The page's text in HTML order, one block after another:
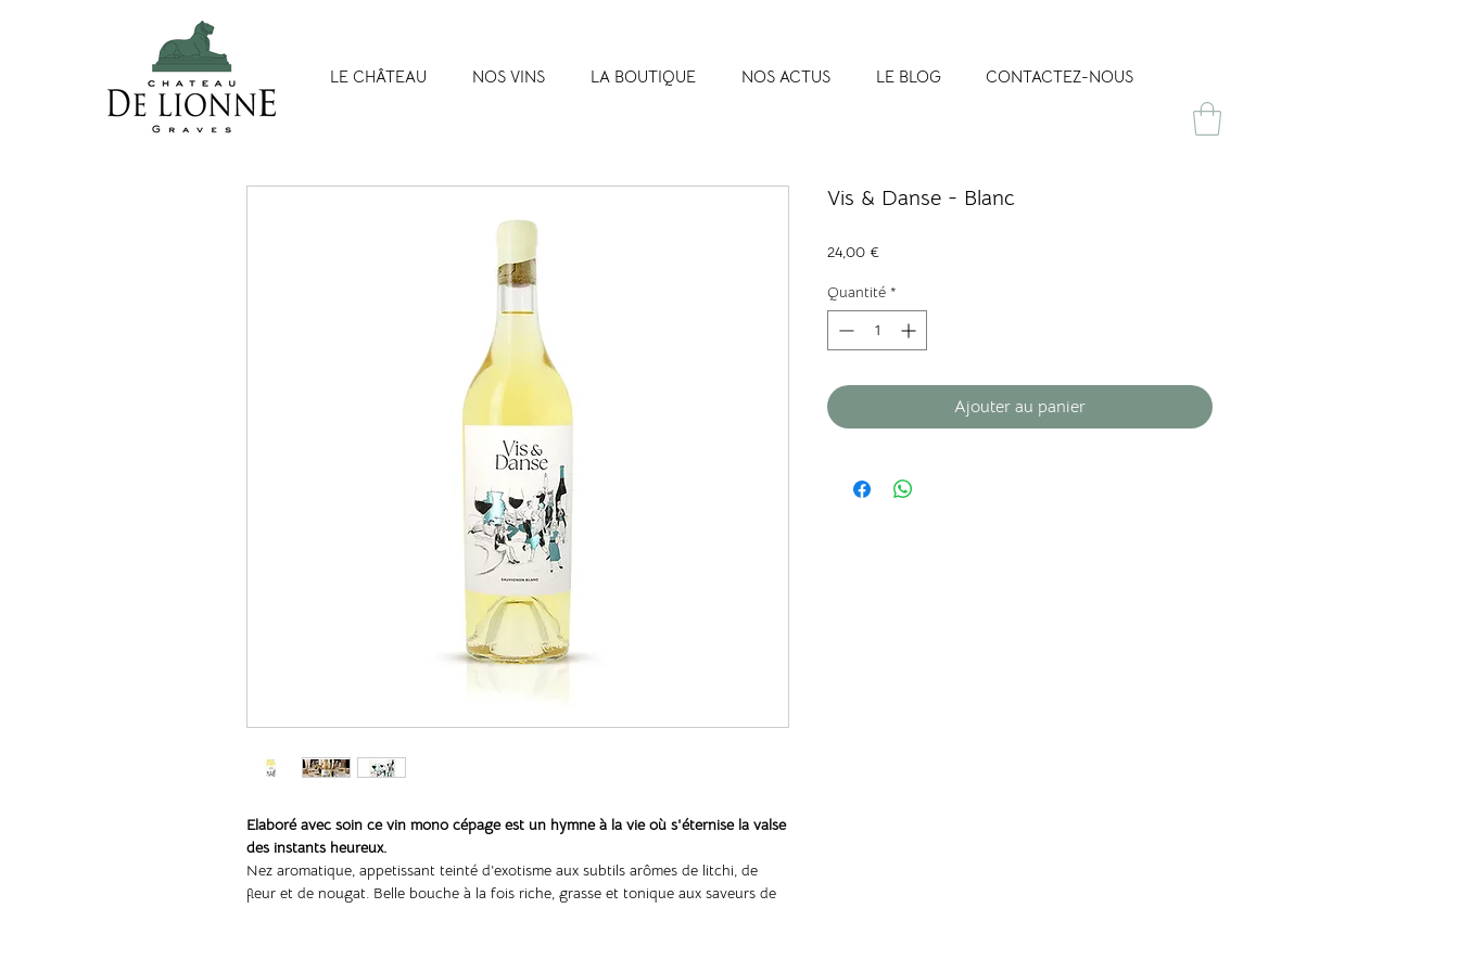
LE CHÂTEAU NOS VINS LA BOUTIQUE NOS ACTUS LE BLOG CONTACTEZ-NOUS
Elaboré avec soin ce vin mono cépage est un hymne à la vie où s'éternise la valse
des instants heureux.
Nez aromatique, appetissant teinté d’exotisme aux subtils arômes de litchi, de
fleur et de nougat. Belle bouche à la fois riche, grasse et tonique aux saveurs de
Vis & Danse - Blanc
24,00 €
Quantité *
Ajouter au panier